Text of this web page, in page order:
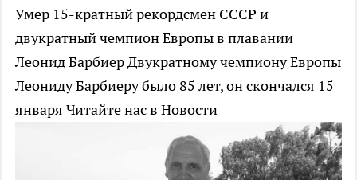
Умер 15-кратный рекордсмен СССР и
двукратный чемпион Европы в плавании
Леонид БарбиерДвукратному чемпиону Европы
Леониду Барбиеру было 85 лет, он скончался 15
января Читайте нас в Новости